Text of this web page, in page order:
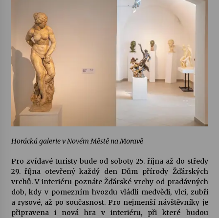
Horácká galerie v Novém Městě na Moravě
Pro zvídavé turisty bude od soboty 25. října až do středy
29. října otevřený každý den Dům přírody Žďárských
vrchů. V interiéru poznáte Žďárské vrchy od pradávných
dob, kdy v pomezním hvozdu vládli medvědi, vlci, zubři
a rysové, až po současnost. Pro nejmenší návštěvníky je
připravena i nová hra v interiéru, při které budou